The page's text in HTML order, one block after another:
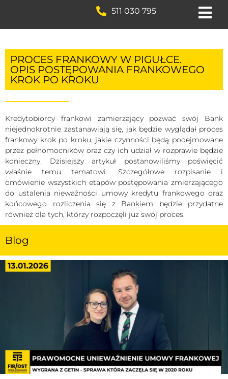
511 030 795
PROCES FRANKOWY W PIGUŁCE.
OPIS POSTĘPOWANIA FRANKOWEGO
KROK PO KROKU
Kredytobiorcy frankowi zamierzający pozwać swój Bank
niejednokrotnie zastanawiają się, jak będzie wyglądał proces
frankowy krok po kroku, jakie czynności będą podejmowane
przez pełnomocników oraz czy ich udział w rozprawie będzie
konieczny. Dzisiejszy artykuł postanowiliśmy poświęcić
właśnie temu tematowi. Szczegółowe rozpisanie i
omówienie wszystkich etapów postępowania zmierzającego
do ustalenia nieważności umowy kredytu frankowego oraz
końcowego rozliczenia się z Bankiem będzie przydatne
również dla tych, którzy rozpoczęli już swój proces.
Blog